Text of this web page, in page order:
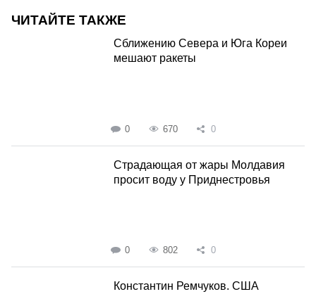
ЧИТАЙТЕ ТАКЖЕ
Сближению Севера и Юга Кореи
мешают ракеты
0 670 0
Страдающая от жары Молдавия
просит воду у Приднестровья
0 802 0
Константин Ремчуков. США